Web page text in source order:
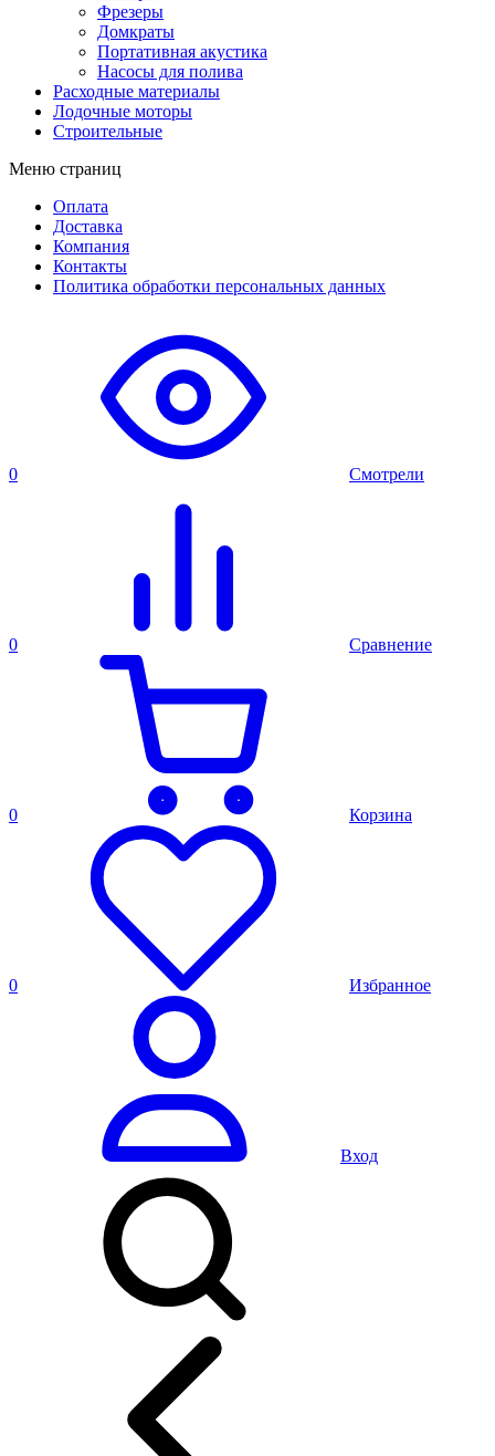
Фрезеры
Домкраты
Портативная акустика
Насосы для полива
Расходные материалы
Лодочные моторы
Строительные
Меню страниц
Оплата
Доставка
Компания
Контакты
Политика обработки персональных данных
0 Смотрели
0 Сравнение
0 Корзина
0 Избранное
Вход